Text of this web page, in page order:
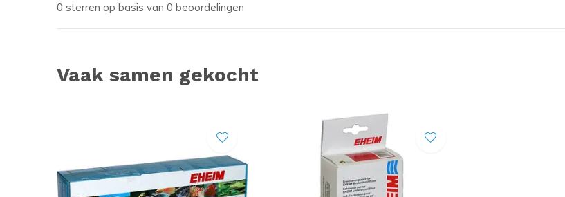
0 sterren op basis van 0 beoordelingen
Vaak samen gekocht